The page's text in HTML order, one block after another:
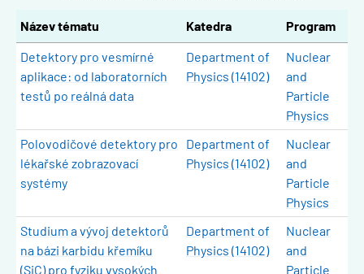
Název tématu Katedra
Program
Detektory pro vesmírné
aplikace: od laboratorních
testů po reálná data
Department of
Physics (14102)
Nuclear
and
Particle
Physics
Polovodičové detektory pro
lékařské zobrazovací
systémy
Department of
Physics (14102)
Nuclear
and
Particle
Physics
Studium a vývoj detektorů
na bázi karbidu křemíku
(SiC) pro fyziku vysokých
Department of
Physics (14102)
Nuclear
and
Particle